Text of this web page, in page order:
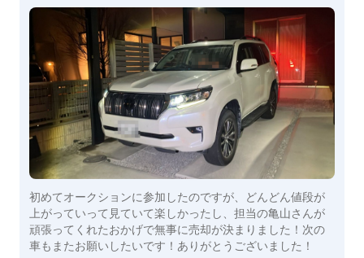
初めてオークションに参加したのですが、どんどん値段が
上がっていって見ていて楽しかったし、担当の亀山さんが
頑張ってくれたおかげで無事に売却が決まりました！次の
車もまたお願いしたいです！ありがとうございました！